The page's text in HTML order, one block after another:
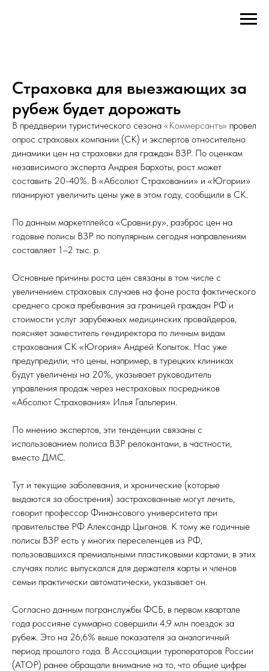
Страховка для выезжающих за
рубеж будет дорожать
В преддверии туристического сезона «Коммерсантъ» провел
опрос страховых компании (СК) и экспертов относительно
динамики цен на страховки для граждан ВЗР. По оценкам
независимого эксперта Андрея Бархоты, рост может
составить 20-40%. В «Абсолют Страховании» и «Югории»
планируют увеличить цены уже в этом году, сообщили в СК.
По данным маркетплейса «Сравни.ру», разброс цен на
годовые полисы ВЗР по популярным сегодня направлениям
составляет 1–2 тыс. р.
Основные причины роста цен связаны в том числе с
увеличением страховых случаев на фоне роста фактического
среднего срока пребывания за границей граждан РФ и
стоимости услуг зарубежных медицинских провайдеров,
поясняет заместитель гендиректора по личным видам
страхования СК «Югория» Андрей Копыток. Нас уже
предупредили, что цены, например, в турецких клиниках
будут увеличены на 20%, указывает руководитель
управления продаж через нестраховых посредников
«Абсолют Страхования» Илья Гальперин.
По мнению экспертов, эти тенденции связаны с
использованием полиса ВЗР релокантами, в частности,
вместо ДМС.
Тут и текущие заболевания, и хронические (которые
выдаются за обострения) застрахованные могут лечить,
говорит профессор Финансового университета при
правительстве РФ Александр Цыганов. К тому же годичные
полисы ВЗР есть у многих переселенцев из РФ,
пользовавшихся премиальными пластиковыми картами, в этих
случаях полис выпускался для держателя карты и членов
семьи практически автоматически, указывает он.
Согласно данным погранслужбы ФСБ, в первом квартале
года россияне суммарно совершили 4,9 млн поездок за
рубеж. Это на 26,6% выше показателя за аналогичный
период прошлого года. В Ассоциации туроператоров России
(АТОР) ранее обращали внимание на то, что общие цифры